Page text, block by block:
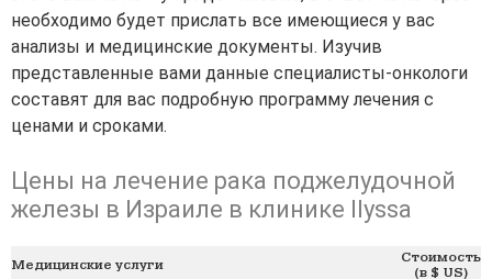
необходимо будет прислать все имеющиеся у вас
анализы и медицинские документы. Изучив
представленные вами данные специалисты-онкологи
составят для вас подробную программу лечения с
ценами и сроками.
Цены на лечение рака поджелудочной
железы в Израиле в клинике Ilyssa
Медицинские услуги
Стоимость
(в $ US)